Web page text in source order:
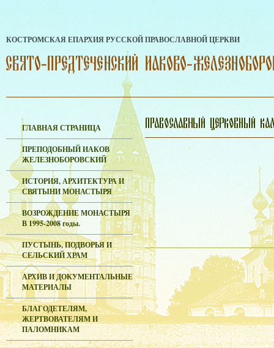
КОСТРОМСКАЯ ЕПАРХИЯ РУССКОЙ ПРАВОСЛАВНОЙ ЦЕРКВИ
ГЛАВНАЯ СТРАНИЦА
ПРЕПОДОБНЫЙ ИАКОВ
ЖЕЛЕЗНОБОРОВСКИЙ
ИСТОРИЯ, АРХИТЕКТУРА И
СВЯТЫНИ МОНАСТЫРЯ
ВОЗРОЖДЕНИЕ МОНАСТЫРЯ
В 1995-2008 годы.
ПУСТЫНЬ, ПОДВОРЬЯ И
СЕЛЬСКИЙ ХРАМ
АРХИВ И ДОКУМЕНТАЛЬНЫЕ
МАТЕРИАЛЫ
БЛАГОДЕТЕЛЯМ,
ЖЕРТВОВАТЕЛЯМ И
ПАЛОМНИКАМ